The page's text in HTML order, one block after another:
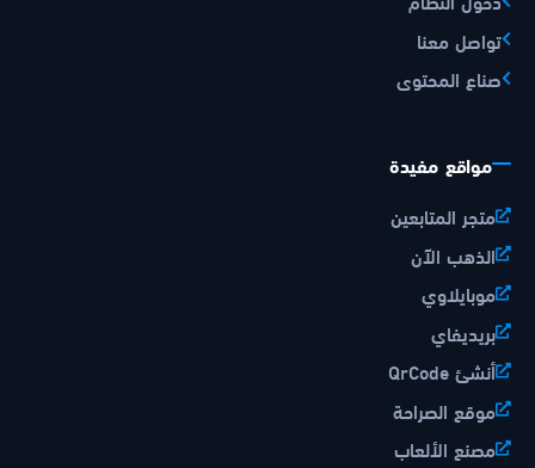
تواصل معنا
صناع المحتوى
مواقع مفيدة
متجر المتابعين
الذهب الآن
موبايلاوي
بريديفاي
أنشئ QrCode
موقع الصراحة
مصنع الألعاب